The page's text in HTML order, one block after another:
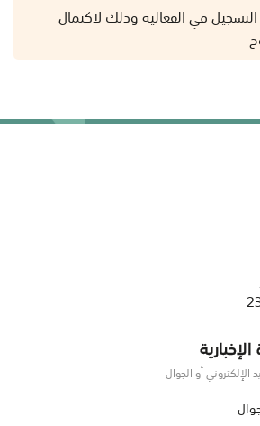
في الفعالية وذلك لاكتمال
أو الجوال